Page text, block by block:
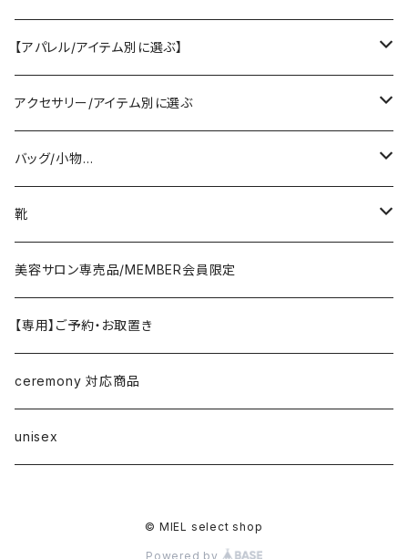
SELECT／ORIGINAL
PASSIONE/cafune
ヤマトドレス／dolly-sean／DONEEYU／他
lovint
RISLEY
CHIGNON／YENN／Mewl
LEMELANGE／ESPEYRAC
anana
【アパレル/アイテム別に選ぶ】
outer
coat/down
jacket/blouson
tops
knit/sweat/parker
T-shirt/cutsew
bottom
denim
pants
one-piece/salopette
inner/underwear
アクセサリー/アイテム別に選ぶ
pierce/earring/ear cuff
necklace/top
ring
bracelet/anklet
hair accessory
corsage/broach
バッグ/小物…
bag
stol・muffler・scarf
belt
hat・cap
arm cover
靴
sandal
sneaker
loafer／flat shoes
pumps・mule
美容サロン専売品/MEMBER会員限定
【専用】ご予約・お取置き
ceremony 対応商品
unisex
© MIEL select shop
Powered by